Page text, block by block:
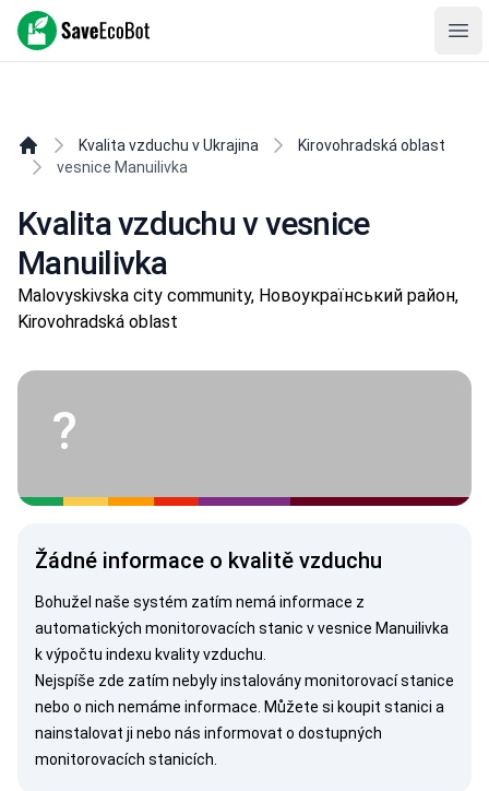
SaveEcoBot
Kvalita vzduchu v Ukrajina
Kirovohradská oblast
vesnice Manuilivka
Kvalita vzduchu v vesnice
Manuilivka
Malovyskivska city community, Новоукраїнський район,
Kirovohradská oblast
?
Žádné informace o kvalitě vzduchu
Bohužel naše systém zatím nemá informace z
automatických monitorovacích stanic v vesnice Manuilivka
k výpočtu indexu kvality vzduchu.
Nejspíše zde zatím nebyly instalovány monitorovací stanice
nebo o nich nemáme informace. Můžete si koupit stanici a
nainstalovat ji nebo nás informovat o dostupných
monitorovacích stanicích.